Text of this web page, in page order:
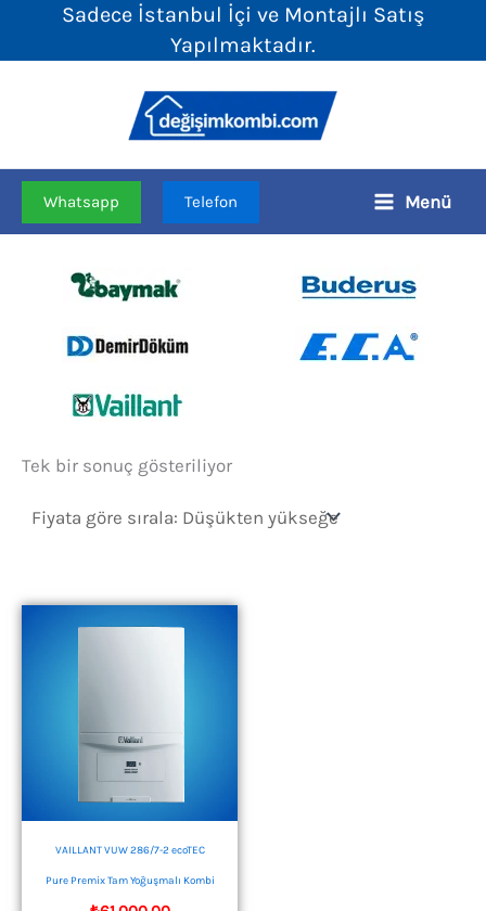
Sadece İstanbul İçi ve Montajlı Satış
Yapılmaktadır.
Whatsapp Telefon Menü
Tek bir sonuç gösteriliyor
VAILLANT VUW 286/7-2 ecoTEC
Pure Premix Tam Yoğuşmalı Kombi